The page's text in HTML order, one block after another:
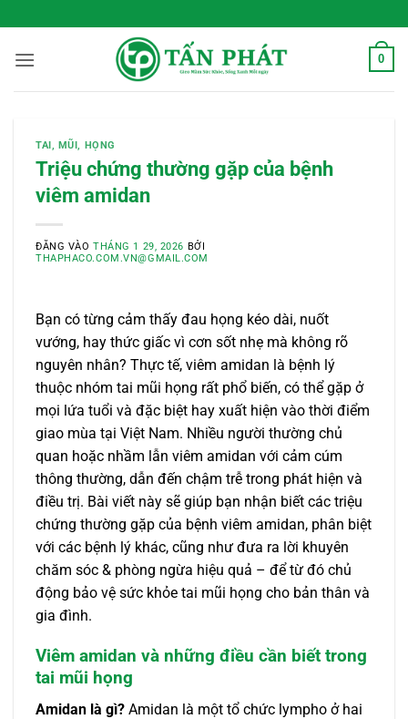
qua
nội
0
TAI, MŨI, HỌNG
Triệu chứng thường gặp của bệnh
viêm amidan
ĐĂNG VÀOTHÁNG 1 29, 2026 BỞI
THAPHACO.COM.VN@GMAIL.COM
Bạn có từng cảm thấy đau họng kéo dài, nuốt
vướng, hay thức giấc vì cơn sốt nhẹ mà không rõ
nguyên nhân? Thực tế, viêm amidan là bệnh lý
thuộc nhóm tai mũi họng rất phổ biến, có thể gặp ở
mọi lứa tuổi và đặc biệt hay xuất hiện vào thời điểm
giao mùa tại Việt Nam. Nhiều người thường chủ
quan hoặc nhầm lẫn viêm amidan với cảm cúm
thông thường, dẫn đến chậm trễ trong phát hiện và
điều trị. Bài viết này sẽ giúp bạn nhận biết các triệu
chứng thường gặp của bệnh viêm amidan, phân biệt
với các bệnh lý khác, cũng như đưa ra lời khuyên
chăm sóc & phòng ngừa hiệu quả – để từ đó chủ
động bảo vệ sức khỏe tai mũi họng cho bản thân và
gia đình.
Viêm amidan và những điều cần biết trong
tai mũi họng
Amidan là gì? Amidan là một tổ chức lympho ở hai